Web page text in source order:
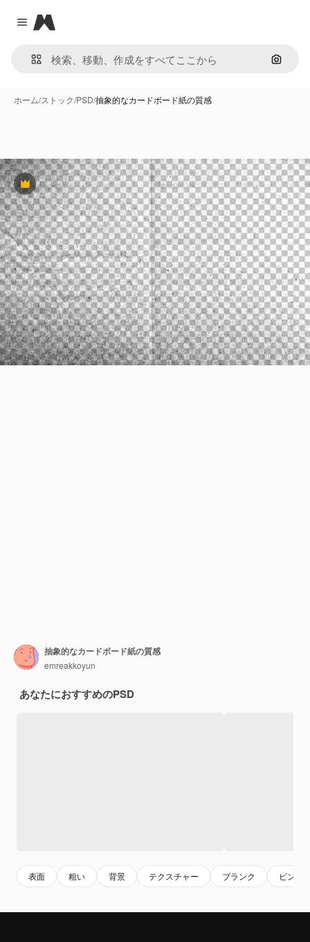
Close menu
Magnific
画像で
ホーム/ストック/PSD/抽象的なカードボード紙の質感
Premium
抽象的なカードボード紙の質感
emreakkoyun
あなたにおすすめのPSD
表面 粗い 背景 テクスチャー ブランク ビンテ